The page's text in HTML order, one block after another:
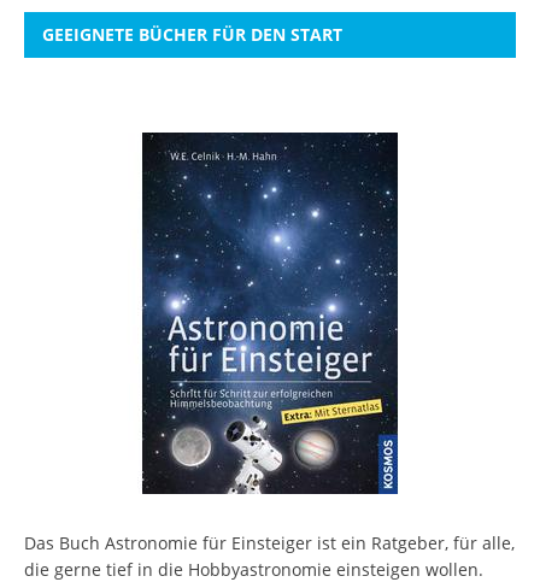
GEEIGNETE BÜCHER FÜR DEN START
Das Buch Astronomie für Einsteiger ist ein Ratgeber, für alle,
die gerne tief in die Hobbyastronomie einsteigen wollen.